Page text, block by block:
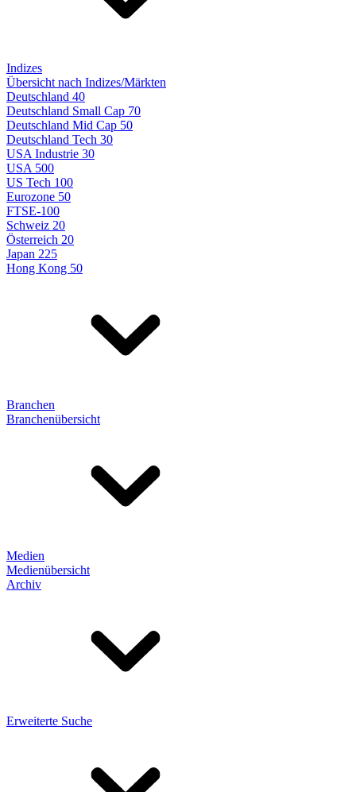
Indizes
Übersicht nach Indizes/Märkten
Deutschland 40
Deutschland Small Cap 70
Deutschland Mid Cap 50
Deutschland Tech 30
USA Industrie 30
USA 500
US Tech 100
Eurozone 50
FTSE-100
Schweiz 20
Österreich 20
Japan 225
Hong Kong 50
Branchen
Branchenübersicht
Medien
Medienübersicht
Archiv
Erweiterte Suche